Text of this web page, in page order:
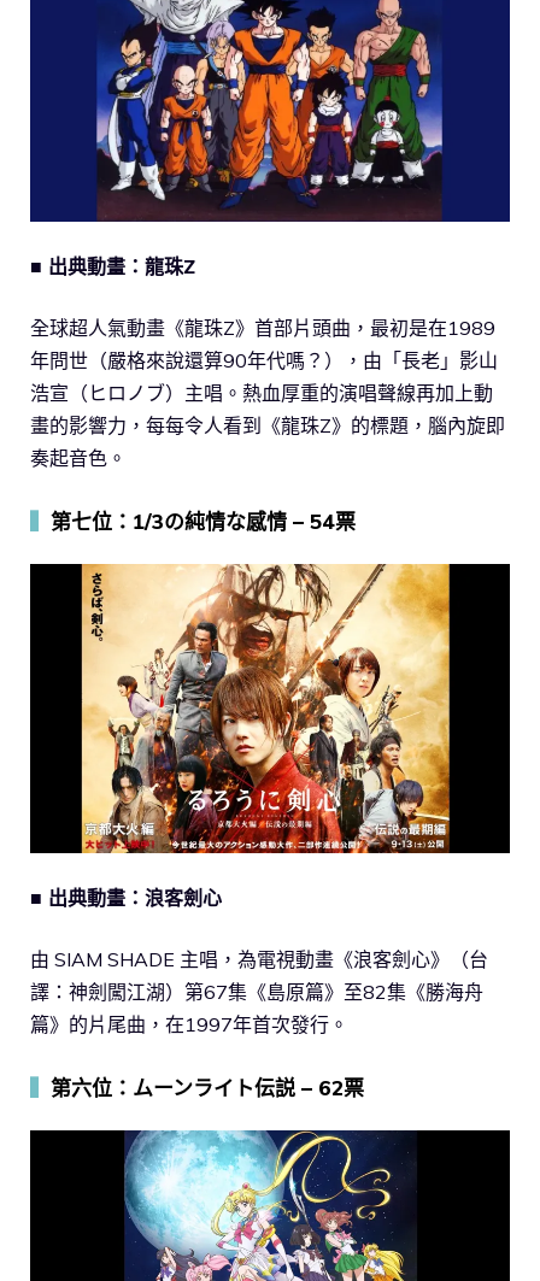
■ 出典動畫：龍珠Z
全球超人氣動畫《龍珠Z》首部片頭曲，最初是在1989
年問世（嚴格來說還算90年代嗎？），由「長老」影山
浩宣（ヒロノブ）主唱。熱血厚重的演唱聲線再加上動
畫的影響力，每每令人看到《龍珠Z》的標題，腦內旋即
奏起音色。
第七位：1/3の純情な感情 – 54票
■ 出典動畫：浪客劍心
由 SIAM SHADE 主唱，為電視動畫《浪客劍心》（台
譯：神劍闖江湖）第67集《島原篇》至82集《勝海舟
篇》的片尾曲，在1997年首次發行。
第六位：ムーンライト伝説 – 62票